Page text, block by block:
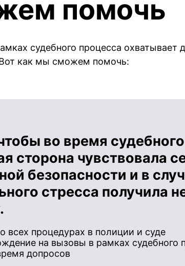
помочь
судебного процесса охватывает
как мы сможем помочь:
во время
сторона чувствовала
безопасности и в
стресса получила
всех процедурах в полиции и суде
на вызовы в рамках судебного
допросов